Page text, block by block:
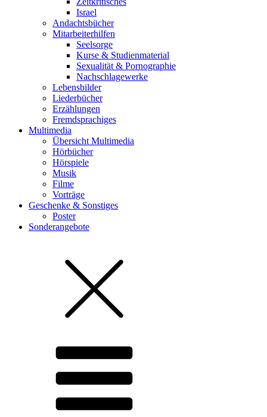
Israel
Andachtsbücher
Mitarbeiterhilfen
Seelsorge
Kurse & Studienmaterial
Sexualität & Pornographie
Nachschlagewerke
Lebensbilder
Liederbücher
Erzählungen
Fremdsprachiges
Multimedia
Übersicht Multimedia
Hörbücher
Hörspiele
Musik
Filme
Vorträge
Geschenke & Sonstiges
Poster
Sonderangebote